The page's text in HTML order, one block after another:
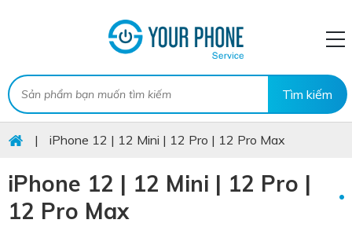
| iPhone 12 | 12 Mini | 12 Pro | 12 Pro Max
iPhone 12 | 12 Mini | 12 Pro |
12 Pro Max